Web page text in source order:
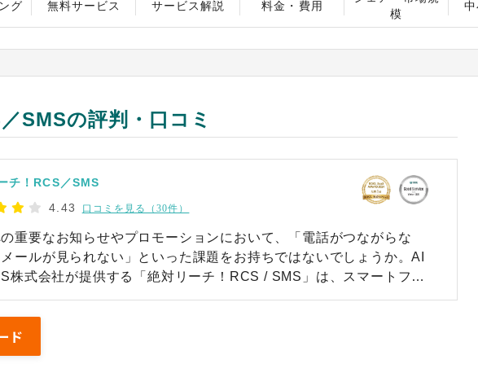
グ 無料サービス サービス解説 料金・費用
模
SMSの評判・口コミ
チ！RCS／SMS
4.43
口コミを見る（30件）
重要なお知らせやプロモーションにおいて、「電話がつながらな
ールが見られない」といった課題をお持ちではないでしょうか。AI
株式会社が提供する「絶対リーチ！RCS / SMS」は、スマートフォ
です。 さらにSMSの進化版である次世代規格「RCS」
しており、SMSの確実性に豊かな表現力と安全性を加え、企業と顧
ュニケーションを劇的にアップデートします。
ド